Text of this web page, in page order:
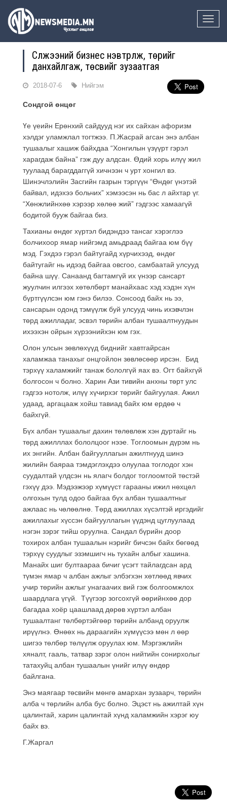
Toggle
Сүлжээний бизнес нэвтрүүлж, төрийг
данхайлгаж, төсвийг зузаатгая
2018-07-6 Нийгэм
Сондгой өнцөг
Үе үеийн Ерөнхий сайдууд нэг их сайхан афоризм
хэлдэг уламжлал тогтжээ. П.Жасрай агсан энэ албан
тушаалыг хашиж байхдаа “Хонгилын үзүүрт гэрэл
харагдаж байна” гэж дуу алдсан. Өдий хорь илүү жил
туулаад барагддаггүй хичнээн ч урт хонгил вэ.
Шинэчлэлийн Засгийн газрын тэргүүн “Өндөг үнэтэй
байвал, идэхээ больчих” хэмээсэн нь бас л айхтар үг.
“Хөнжлийнхөө хэрээр хөлөө жий” гэдгээс хамаагүй
бодитой бууж байгаа биз.
Тахианы өндөг хүртэл бидэндээ тансаг хэрэглээ
болчихоор ямар нийгэмд амьдраад байгаа юм бүү
мэд. Гэхдээ гэрэл байтугайд хүрчихээд, өндөг
байтугайг нь идээд байгаа овсгоо, самбаатай улсууд
байна шүү. Санаанд багтамгүй их үнээр сансарт
жуулчин илгээх хөтөлбөрт манайхаас хэд хэдэн хүн
бүртгүүлсэн юм гэнэ билээ. Сонсоод байх нь ээ,
сансарын одонд тэмүүлж буй улсууд чинь ихэвчлэн
төрд ажилладаг, эсвэл төрийн албан тушаалтнуудын
ихээхэн ойрын хүрээнийхэн юм гэх.
Олон улсын зөвлөхүүд биднийг хавтгайрсан
халамжаа танахыг онцгойлон зөвлөсөөр ирсэн. Бид
тэрхүү халамжийг танаж бололгүй яах вэ. Огт байхгүй
болгосон ч болно. Харин Ази тивийн анхны төрт улс
гэдгээ нотолж, илүү хүчирхэг төрийг байгуулая. Ажил
удаад, аргацааж хойш тавиад байх юм ердөө ч
байхгүй.
Бүх албан тушаалыг дахин төлөвлөж хэн дуртайг нь
төрд ажилллах бололцоог нээе. Тоглоомын дүрэм нь
их энгийн. Албан байгууллагын ажилтнууд шинэ
жилийн баяраа тэмдэглэхдээ олуулаа тоглодог хэн
суудалтай үлдсэн нь ялагч болдог тоглоомтой төстэй
гэхүү дээ. Мэдээжээр хүмүүст гарааны ижил нөхцөл
олгохын тулд одоо байгаа бүх албан тушаалтныг
ажлаас нь чөлөөлнө. Төрд ажиллах хүсэлтэй иргэдийг
ажиллахыг хүссэн байгууллагын үүдэнд цуглуулаад
нэгэн зэрэг тийш оруулна. Сандал бүрийн доор
тохирох албан тушаалын нэрийг бичсэн байх бөгөөд
тэрхүү суудлыг эзэмшигч нь тухайн албыг хашина.
Манайх шиг бултаараа бичиг үсэгт тайлагдсан ард
түмэн ямар ч албан ажлыг элбэгхэн хөтлөөд явчих
учир төрийн ажлыг унагаачих вий гэж болгоомжлох
шаардлага үгүй. Түүгээр зогсохгүй өөрийнхөө дор
багадаа хоёр цаашлаад дөрөв хүртэл албан
тушаалтанг төлбөртэйгөөр төрийн албанд оруулж
ирүүлнэ. Өнөөх нь дараагийн хүмүүсээ мөн л өөр
шигээ төлбөр төлүүлж оруулах юм. Мэргэжлийн
хяналт, гааль, татвар зэрэг олон нийтийн сонирхолыг
татахуйц албан тушаалын үнийг илүү өндөр
байлгана.
Энэ маягаар төсвийн мөнгө амархан зузаарч, төрийн
алба ч төрлийн алба бус болно. Эцэст нь ажилтай хүн
цалинтай, харин цалинтай хүнд халамжийн хэрэг юу
байх вэ.
Г.Жаргал